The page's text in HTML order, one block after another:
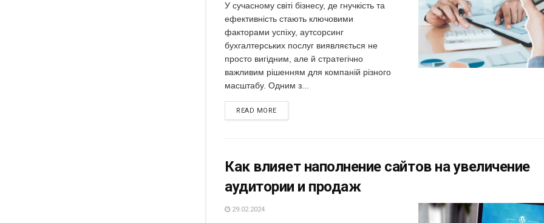
У сучасному світі бізнесу, де гнучкість та
ефективність стають ключовими
факторами успіху, аутсорсинг
бухгалтерських послуг виявляється не
просто вигідним, але й стратегічно
важливим рішенням для компаній різного
масштабу. Одним з...
READ MORE
Как влияет наполнение сайтов на увеличение
аудитории и продаж
29.02.2024